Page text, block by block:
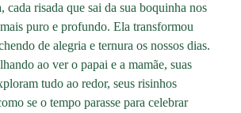
cada risada que sai da sua boquinha nos
puro e profundo. Ela transformou
de alegria e ternura os nossos dias.
ao ver o papai e a mamãe, suas
tudo ao redor, seus risinhos
se o tempo parasse para celebrar